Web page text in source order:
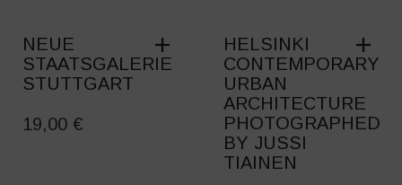
NEUE
STAATSGALERIE
STUTTGART
19,00 €
HELSINKI
CONTEMPORARY
URBAN
ARCHITECTURE
PHOTOGRAPHED
BY JUSSI
TIAINEN